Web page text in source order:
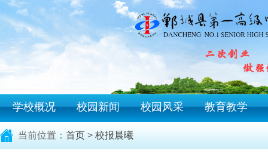
学校概况 校园新闻 校园风采 教育教学
当前位置： 首页 > 校报晨曦